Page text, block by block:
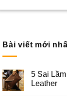
Bài viết mới
5 Sai
Leather